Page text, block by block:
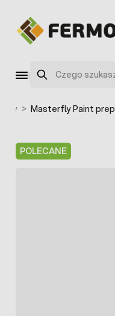
Szukaj
> Masterfly Paint
POLECANE